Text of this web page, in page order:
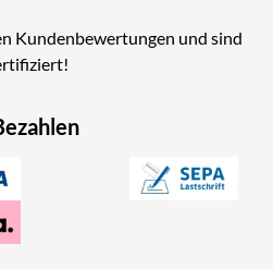
Kundenbewertungen und sind